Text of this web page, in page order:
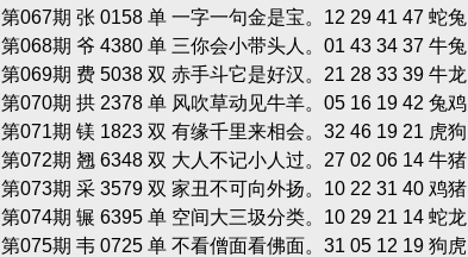
第067期 张 0158 单 一字一句金是宝。12 29 41 47 蛇兔
第068期 爷 4380 单 三你会小带头人。01 43 34 37 牛兔
第069期 费 5038 双 赤手斗它是好汉。21 28 33 39 牛龙
第070期 拱 2378 单 风吹草动见牛羊。05 16 19 42 兔鸡
第071期 镁 1823 双 有缘千里来相会。32 46 19 21 虎狗
第072期 翘 6348 双 大人不记小人过。27 02 06 14 牛猪
第073期 采 3579 双 家丑不可向外扬。10 22 31 40 鸡猪
第074期 辗 6395 单 空间大三圾分类。10 29 21 14 蛇龙
第075期 韦 0725 单 不看僧面看佛面。31 05 12 19 狗虎